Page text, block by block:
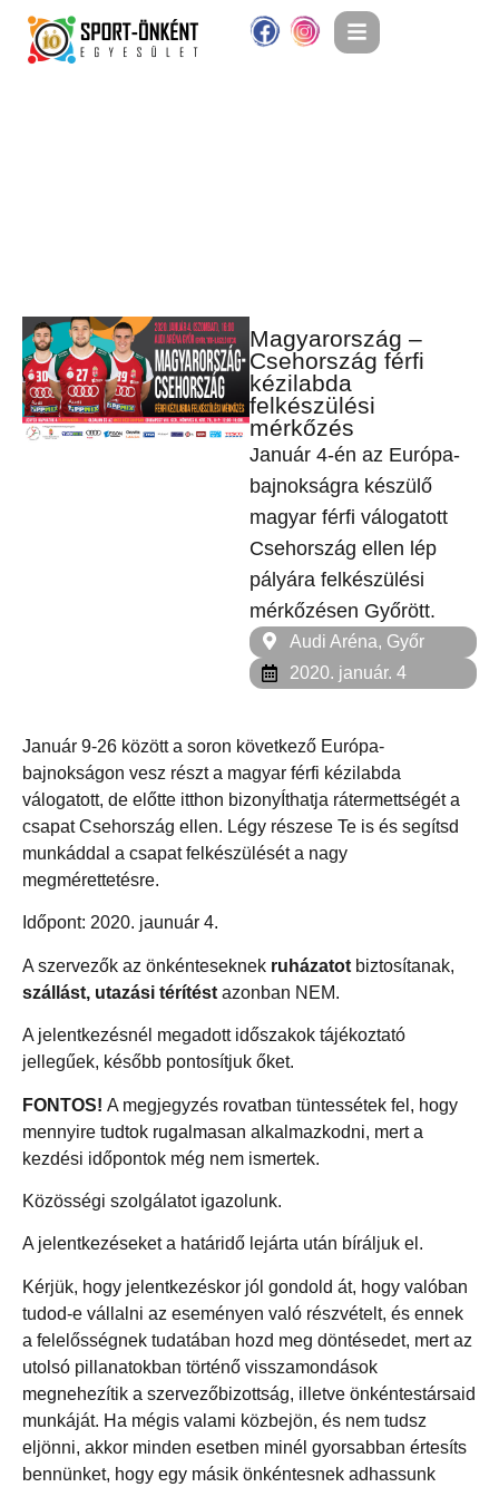
Magyarország –
Csehország férfi
kézilabda
felkészülési
mérkőzés
Január 4-én az Európa-
bajnokságra készülő
magyar férfi válogatott
Csehország ellen lép
pályára felkészülési
mérkőzésen Győrött.
Audi Aréna, Győr
2020. január. 4
Január 9-26 között a soron következő Európa-
bajnokságon vesz részt a magyar férfi kézilabda
válogatott, de előtte itthon bizonyÍthatja rátermettségét a
csapat Csehország ellen. Légy részese Te is és segítsd
munkáddal a csapat felkészülését a nagy
megmérettetésre.
Időpont: 2020. jaunuár 4.
A szervezők az önkénteseknek ruházatot biztosítanak,
szállást, utazási térítést azonban NEM.
A jelentkezésnél megadott időszakok tájékoztató
jellegűek, később pontosítjuk őket.
FONTOS! A megjegyzés rovatban tüntessétek fel, hogy
mennyire tudtok rugalmasan alkalmazkodni, mert a
kezdési időpontok még nem ismertek.
Közösségi szolgálatot igazolunk.
A jelentkezéseket a határidő lejárta után bíráljuk el.
Kérjük, hogy jelentkezéskor jól gondold át, hogy valóban
tudod-e vállalni az eseményen való részvételt, és ennek
a felelősségnek tudatában hozd meg döntésedet, mert az
utolsó pillanatokban történő visszamondások
megnehezítik a szervezőbizottság, illetve önkéntestársaid
munkáját. Ha mégis valami közbejön, és nem tudsz
eljönni, akkor minden esetben minél gyorsabban értesíts
bennünket, hogy egy másik önkéntesnek adhassunk